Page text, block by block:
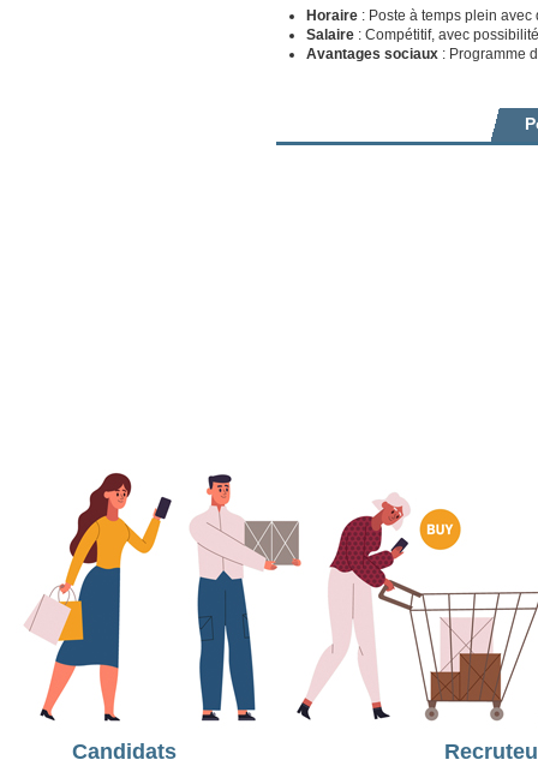
Horaire : Poste à temps plein
Salaire : Compétitif, avec
Avantages sociaux : Programme
Candidats